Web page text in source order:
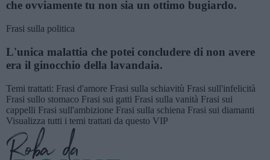
che ovviamente tu non sia un ottimo bugiardo.
Frasi sulla politica
L'unica malattia che potei concludere di non avere
era il ginocchio della lavandaia.
Temi trattati: Frasi d'amore Frasi sulla schiavitù Frasi sull'infelicità
Frasi sullo stomaco Frasi sui gatti Frasi sulla vanità Frasi sui
cappelli Frasi sull'ambizione Frasi sulla schiena Frasi sui diamanti
Visualizza tutti i temi trattati da questo VIP